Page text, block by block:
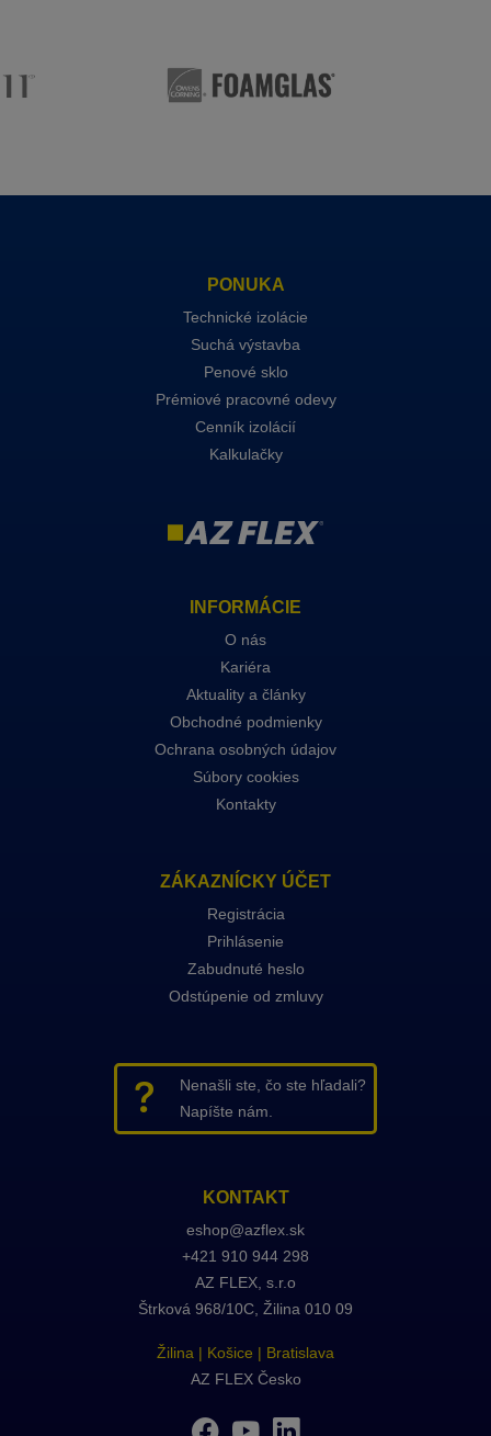
PONUKA
Technické izolácie
Suchá výstavba
Penové sklo
Prémiové pracovné odevy
Cenník izolácií
Kalkulačky
INFORMÁCIE
O nás
Kariéra
Aktuality a články
Obchodné podmienky
Ochrana osobných údajov
Súbory cookies
Kontakty
ZÁKAZNÍCKY ÚČET
Registrácia
Prihlásenie
Zabudnuté heslo
Odstúpenie od zmluvy
Nenašli ste, čo ste hľadali?
Napíšte nám.
KONTAKT
eshop@azflex.sk
+421 910 944 298
AZ FLEX , s.r.o
Štrková 968/10C, Žilina 010 09
Žilina | Košice | Bratislava
AZ FLEX Česko